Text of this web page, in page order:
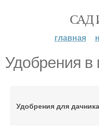
САД
главная
Удобрения в
Удобрения для дачника